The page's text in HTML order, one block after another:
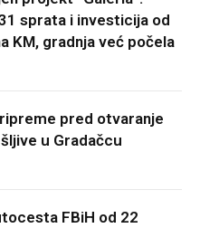
sprata i investicija od
KM, gradnja već počela
pred otvaranje
u Gradačcu
FBiH od 22